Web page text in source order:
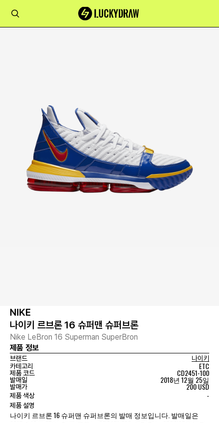
NIKE
나이키 르브론 16 슈퍼맨 슈퍼브론
Nike LeBron 16 Superman SuperBron
제품 정보
브랜드
나이키
카테고리
ETC
제품 코드 CD2451-100
발매일 2018년 12월 25일
발매가 200 USD
제품 색상 -
제품 설명
나이키 르브론 16 슈퍼맨 슈퍼브론의 발매 정보입니다. 발매일은